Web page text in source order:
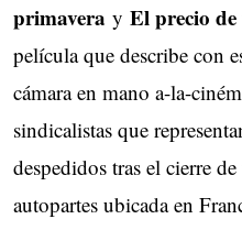
primavera y El precio
película que describe con
cámara en mano a-la-
sindicalistas que
despedidos tras el cierre
autopartes ubicada en